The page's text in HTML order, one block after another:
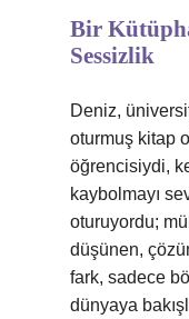
Bir
Sessizlik
Deniz,
oturmuş kitap
öğrencisiydi,
kaybolmayı
oturuyordu;
düşünen,
fark, sadece
dünyaya